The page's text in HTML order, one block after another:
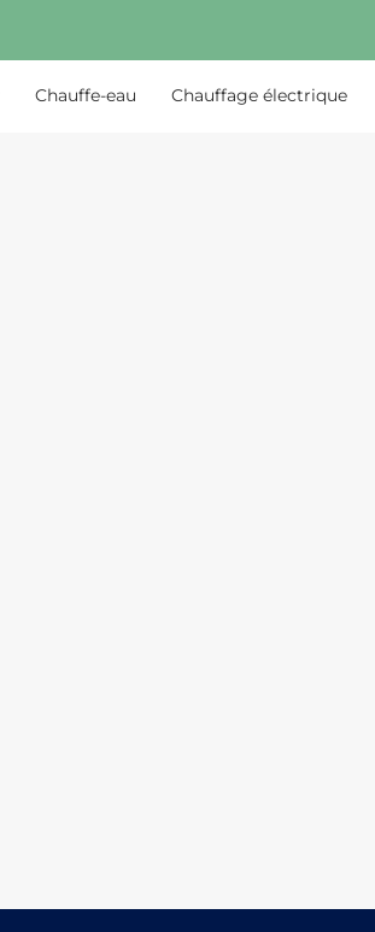
Chauffe-eau Chauffage électrique